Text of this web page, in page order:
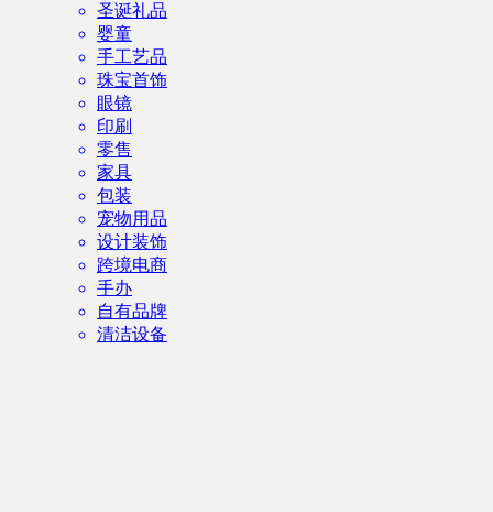
圣诞礼品
婴童
手工艺品
珠宝首饰
眼镜
印刷
零售
家具
包装
宠物用品
设计装饰
跨境电商
手办
自有品牌
清洁设备